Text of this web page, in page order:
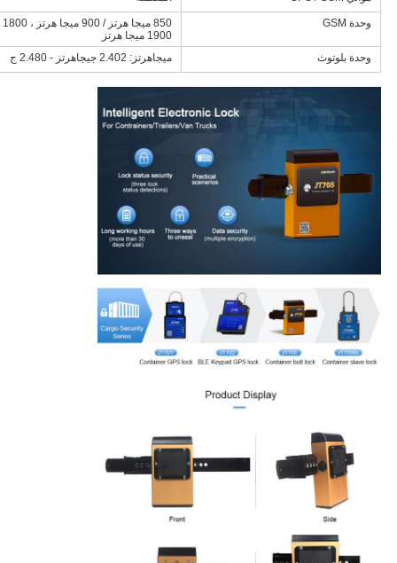
وحدة GSM
1900 ميجا هرتز
وحدة بلوتوث
ميجاهرتز: 2.402 جيجاهرتز - 2.480 ج